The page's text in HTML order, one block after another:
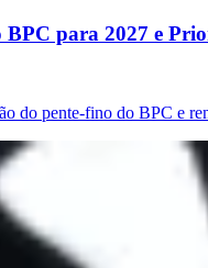
para 2027 e
do pente-fino do BPC e